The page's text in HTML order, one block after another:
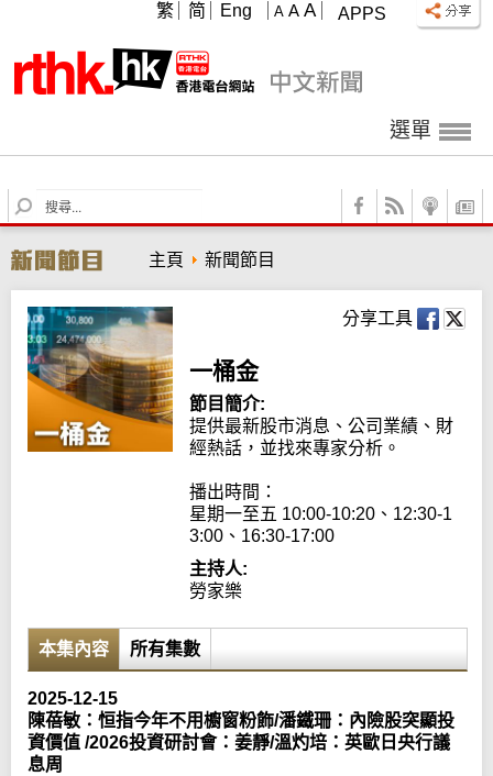
APPS
A A A
繁 简 Eng
選單
S
e
r
c
h
主頁 新聞節目
分享工具
一桶金
節目簡介:
提供最新股市消息、公司業績、財
經熱話，並找來專家分析。
播出時間：
星期一至五 10:00-10:20、12:30-1
3:00、16:30-17:00
主持人:
勞家樂
本集內容 所有集數
2025-12-15
陳蓓敏：恒指今年不用櫥窗粉飾/潘鐵珊：內險股突顯投
資價值 /2026投資研討會：姜靜/溫灼培：英歐日央行議
息周